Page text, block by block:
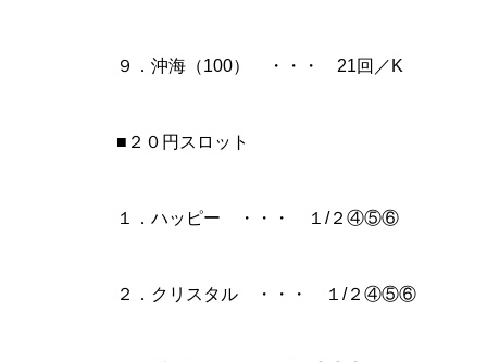
９．沖海（100） ・・・ 21回／K
■２０円スロット
１．ハッピー ・・・ １/２④⑤⑥
２．クリスタル ・・・ １/２④⑤⑥